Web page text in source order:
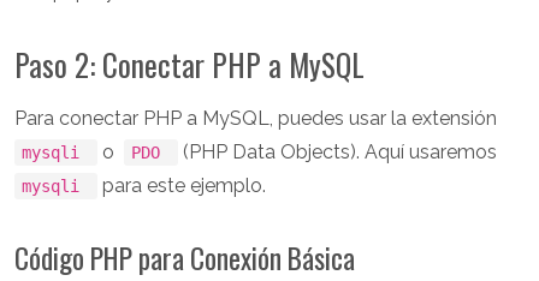
Paso 2: Conectar PHP a MySQL
Para conectar PHP a MySQL, puedes usar la extensión
mysqli o PDO (PHP Data Objects). Aquí usaremos
mysqli para este ejemplo.
Código PHP para Conexión Básica